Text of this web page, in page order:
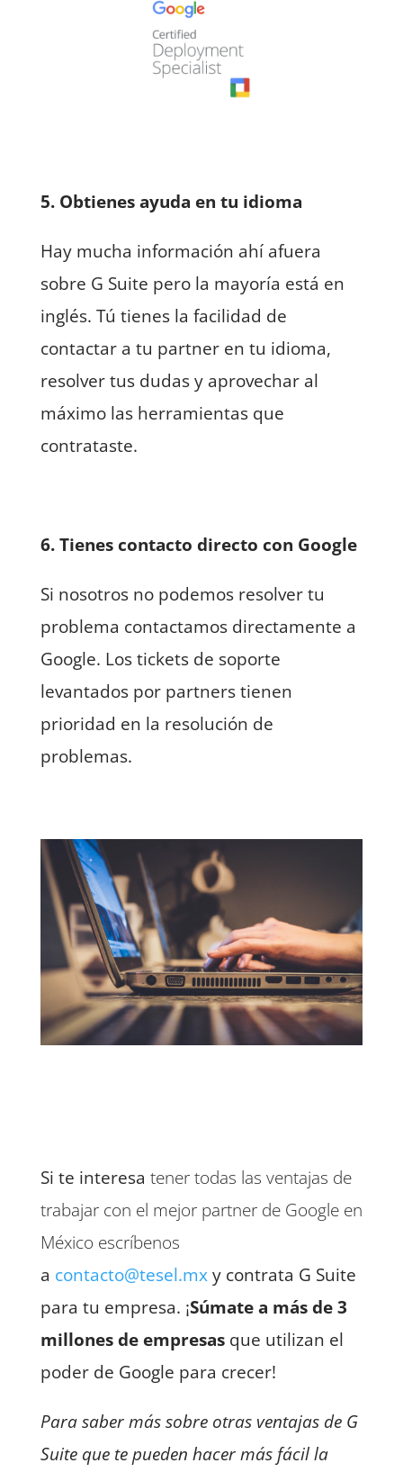
5. Obtienes ayuda en tu idioma
Hay mucha información ahí afuera
sobre G Suite pero la mayoría está en
inglés. Tú tienes la facilidad de
contactar a tu partner en tu idioma,
resolver tus dudas y aprovechar al
máximo las herramientas que
contrataste.
6. Tienes contacto directo con Google
Si nosotros no podemos resolver tu
problema contactamos directamente a
Google. Los tickets de soporte
levantados por partners tienen
prioridad en la resolución de
problemas.
Si te interesa tener todas las ventajas de
trabajar con el mejor partner de Google en
México escríbenos
a contacto@tesel.mxy contrata G Suite
para tu empresa. ¡Súmate a más de 3
millones de empresasque utilizan el
poder de Google para crecer!
Para saber más sobre otras ventajas de G
Suite que te pueden hacer más fácil la